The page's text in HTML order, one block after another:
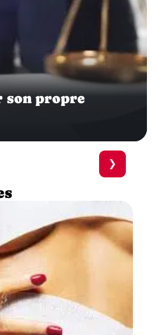
son propre